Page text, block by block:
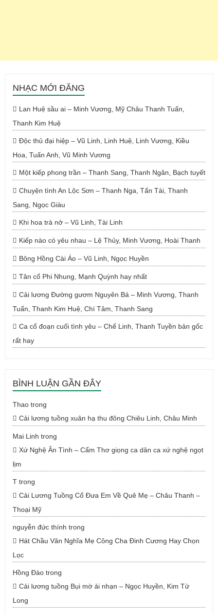
NHẠC MỚI ĐĂNG
Lan Huệ sầu ai – Minh Vương, Mỹ Châu Thanh Tuấn,
Thanh Kim Huệ
Độc thủ đại hiệp – Vũ Linh, Linh Huệ, Linh Vương, Kiều
Hoa, Tuấn Anh, Vũ Minh Vương
Một kiếp phong trần – Thanh Sang, Thanh Ngân, Bạch tuyết
Chuyện tình An Lộc Sơn – Thanh Nga, Tấn Tài, Thanh
Sang, Ngọc Giàu
Khi hoa trà nở – Vũ Linh, Tài Linh
Kiếp nào có yêu nhau – Lệ Thủy, Minh Vương, Hoài Thanh
Bông Hồng Cài Áo – Vũ Linh, Ngọc Huyền
Tân cổ Phi Nhung, Mạnh Quỳnh hay nhất
Cải lương Đường gươm Nguyên Bá – Minh Vương, Thanh
Tuấn, Thanh Kim Huệ, Chí Tâm, Thanh Sang
Ca cổ đoạn cuối tình yêu – Chế Linh, Thanh Tuyền bản gốc
rất hay
BÌNH LUẬN GẦN ĐÂY
Thao trong
Cải lương tuồng xuân hạ thu đông Chiêu Linh, Châu Minh
Mai Linh trong
Xứ Nghệ Ân Tình – Cẩm Thơ giọng ca dân ca xứ nghệ ngọt
lịm
T trong
Cải Lương Tuồng Cổ Đưa Em Về Quê Mẹ – Châu Thanh –
Thoại Mỹ
nguyễn đức thính trong
Hát Chầu Văn Nghĩa Mẹ Công Cha Đinh Cương Hay Chọn
Lọc
Hồng Đào trong
Cải lương tuồng Bụi mờ ải nhạn – Ngọc Huyền, Kim Tử
Long